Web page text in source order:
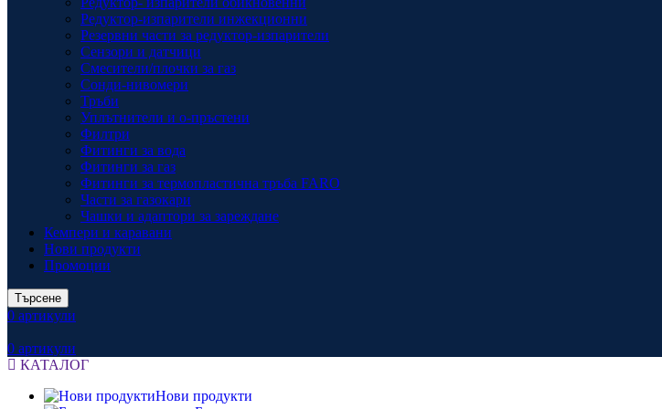
Редуктор-изпарители инжекционни
Резервни части за редуктор-изпарители
Сензори и датчици
Смесители/плочки за газ
Сонди-нивомери
Тръби
Уплътнители и о-пръстени
Филтри
Фитинги за вода
Фитинги за газ
Фитинги за термопластична тръба FARO
Части за газокари
Чашки и адаптори за зареждане
Кемпери и каравани
Нови продукти
Промоции
Търсене
0 артикули
0 артикули
КАТАЛОГ
Нови продукти